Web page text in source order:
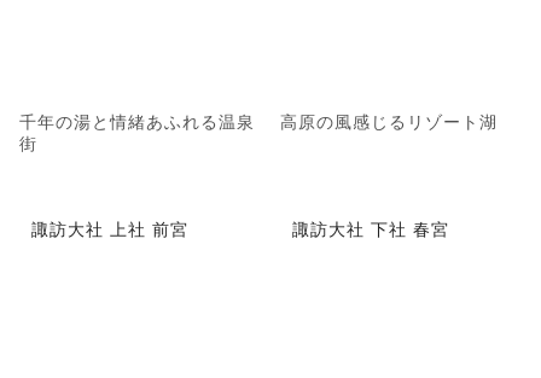
千年の湯と情緒あふれる温泉
街
高原の風感じるリゾート湖
諏訪大社 上社 前宮 諏訪大社 下社 春宮